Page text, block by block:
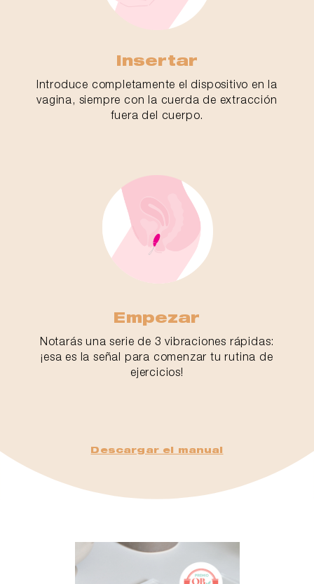
Insertar
Introduce completamente el dispositivo en la
vagina, siempre con la cuerda de extracción
fuera del cuerpo.
Empezar
Notarás una serie de 3 vibraciones rápidas:
¡esa es la señal para comenzar tu rutina de
ejercicios!
Descargar el manual